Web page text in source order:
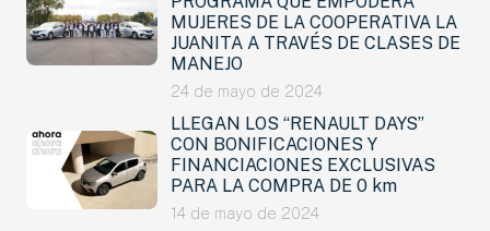
MUJERES DE LA COOPERATIVA LA
JUANITA A TRAVÉS DE CLASES DE
MANEJO
24 de mayo de 2024
LLEGAN LOS “RENAULT DAYS”
CON BONIFICACIONES Y
FINANCIACIONES EXCLUSIVAS
PARA LA COMPRA DE 0 km
14 de mayo de 2024